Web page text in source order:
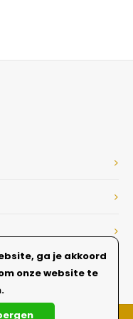
ga je akkoord
onze website te